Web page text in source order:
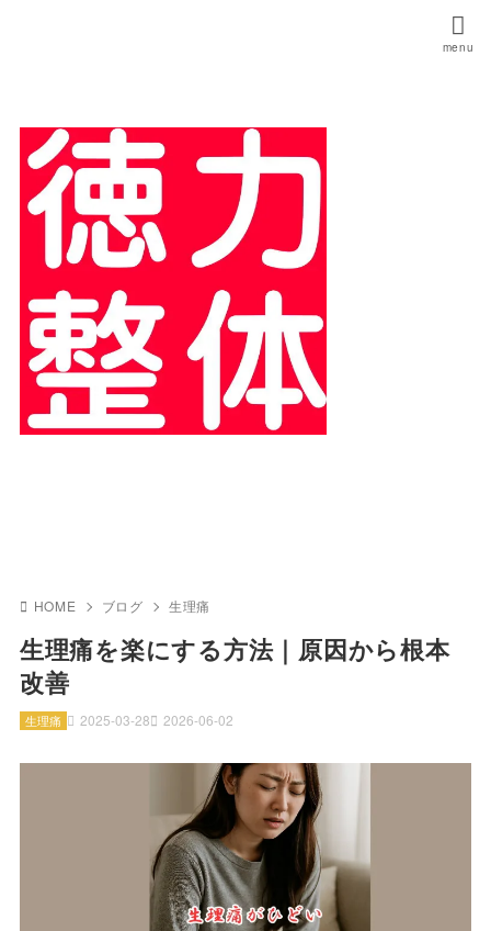
HOME ブログ 生理痛
生理痛を楽にする方法｜原因から根本
改善
2025-03-28 2026-06-02
生理痛